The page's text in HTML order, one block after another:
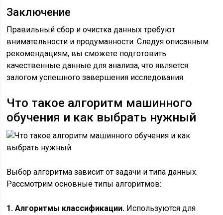
Заключение
Правильный сбор и очистка данных требуют
внимательности и продуманности. Следуя описанным
рекомендациям, вы сможете подготовить
качественные данные для анализа, что является
залогом успешного завершения исследования.
Что такое алгоритм машинного
обучения и как выбрать нужный
Выбор алгоритма зависит от задачи и типа данных.
Рассмотрим основные типы алгоритмов:
1. Алгоритмы классификации. Используются для